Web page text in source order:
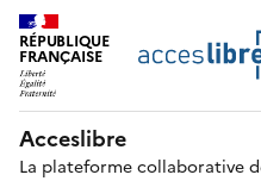
RÉPUBLIQUE
FRANÇAISE
Acceslibre
La plateforme collaborative